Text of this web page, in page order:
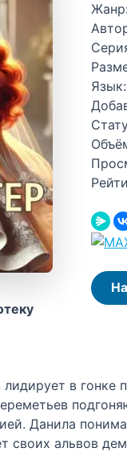
Жанр:
Язык:
в гонке
Данила
альвов